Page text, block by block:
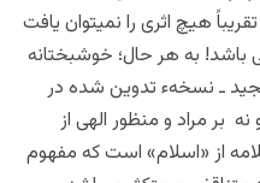
هیچ اثری را نمیتوان یافت
باشد! به هر حال؛ خوشبختانه
ـ نسخهء تدوین شده در
مراد و منظور الهی از
از «اسلام» است که مفهوم